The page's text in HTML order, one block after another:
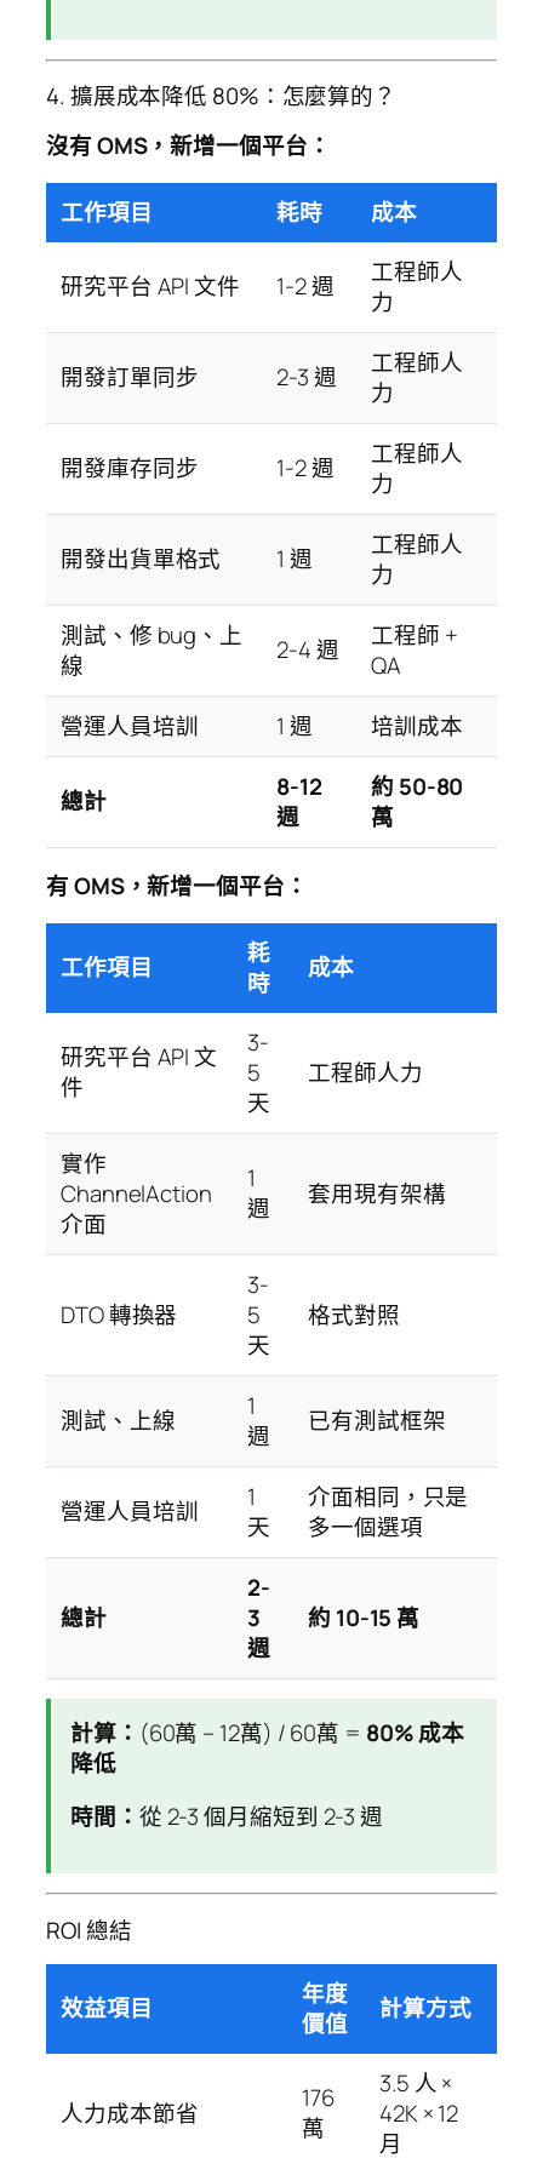
4. 擴展成本降低 80%：怎麼算的？
沒有 OMS，新增一個平台：
工作項目 耗時 成本
研究平台 API 文件 1-2 週
工程師人
力
開發訂單同步 2-3 週
工程師人
力
開發庫存同步 1-2 週
工程師人
力
開發出貨單格式 1 週
工程師人
力
測試、修 bug、上
線
2-4 週
工程師 +
QA
營運人員培訓
1 週 培訓成本
總計
8-12
週
約 50-80
萬
有 OMS，新增一個平台：
工作項目
耗
時
成本
研究平台 API 文
件
3-
5
天
工程師人力
實作
ChannelAction
介面
1
週
套用現有架構
DTO 轉換器
3-
5
天
格式對照
測試、上線
1
週
已有測試框架
營運人員培訓
1
天
介面相同，只是
多一個選項
總計
2-
3
週
約 10-15 萬
計算： (60萬 – 12萬) / 60萬 = 80% 成本
降低
時間： 從 2-3 個月縮短到 2-3 週
ROI 總結
效益項目
年度
價值
計算方式
人力成本節省
176
萬
3.5 人 ×
42K × 12
月